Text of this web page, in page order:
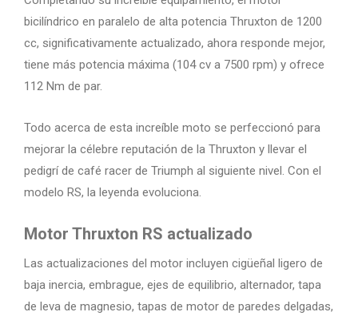
bicilíndrico en paralelo de alta potencia Thruxton de 1200
cc, significativamente actualizado, ahora responde mejor,
tiene más potencia máxima (104 cv a 7500 rpm) y ofrece
112 Nm de par.
Todo acerca de esta increíble moto se perfeccionó para
mejorar la célebre reputación de la Thruxton y llevar el
pedigrí de café racer de Triumph al siguiente nivel. Con el
modelo RS, la leyenda evoluciona.
Motor Thruxton RS actualizado
Las actualizaciones del motor incluyen cigüeñal ligero de
baja inercia, embrague, ejes de equilibrio, alternador, tapa
de leva de magnesio, tapas de motor de paredes delgadas,